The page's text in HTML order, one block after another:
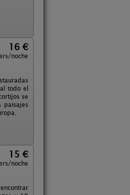
16 €
noche
todo el
se
paisajes
15 €
noche